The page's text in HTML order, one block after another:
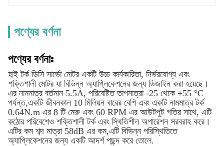
পণ্যের বর্ণনা
পণ্যের বর্ণনাঃ
হাই টর্ক ডিসি সার্ভো মোটর একটি উচ্চ কার্যকারিতা, নির্ভরযোগ্য এবং
শক্তিশালী মোটর যা বিভিন্ন অ্যাপ্লিকেশনের জন্য ডিজাইন করা হয়েছে।
এর নামমাত্র বর্তমান 5.5A, পরিবেষ্টিত তাপমাত্রা -25 থেকে +55 °C
পর্যন্ত,একটি জীবনকাল 10 মিলিয়ন বারের বেশি এবং একটি নামমাত্র টর্ক
0.64N.m এর 8 টি মেরু এবং 60 RPM এর আউটপুট গতির সাথে, এটি
কঠোর পরিবেশেও শক্তিশালী টর্ক এবং স্থিতিশীল অপারেশন সরবরাহ করে।
এটির কম শব্দ মাত্রা 58dB এর কম,এটি বিভিন্ন পরিস্থিতিতে
অ্যাপ্লিকেশনের জন্য একটি আদর্শ পছন্দ করে তোলে.